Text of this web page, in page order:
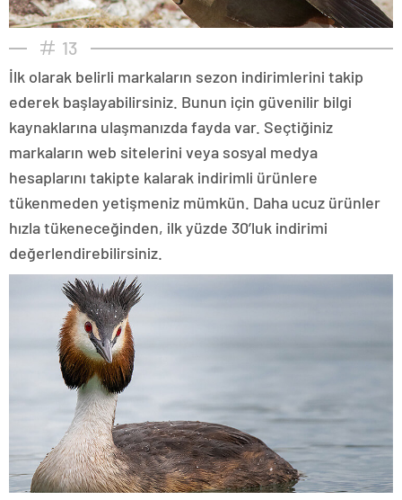
13
İlk olarak belirli markaların sezon indirimlerini takip
ederek başlayabilirsiniz. Bunun için güvenilir bilgi
kaynaklarına ulaşmanızda fayda var. Seçtiğiniz
markaların web sitelerini veya sosyal medya
hesaplarını takipte kalarak indirimli ürünlere
tükenmeden yetişmeniz mümkün. Daha ucuz ürünler
hızla tükeneceğinden, ilk yüzde 30’luk indirimi
değerlendirebilirsiniz.